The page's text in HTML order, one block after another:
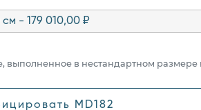
см - 179 010,00 ₽
выполненное в нестандартном размере
MD182